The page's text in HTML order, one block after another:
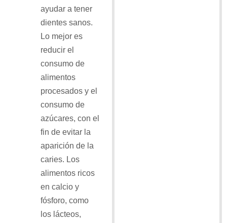
ayudar a tener
dientes sanos.
Lo mejor es
reducir el
consumo de
alimentos
procesados y el
consumo de
azúcares, con el
fin de evitar la
aparición de la
caries. Los
alimentos ricos
en calcio y
fósforo, como
los lácteos,